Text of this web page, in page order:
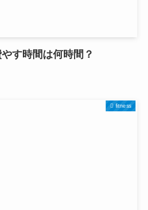
す時間は何時間？
fitness